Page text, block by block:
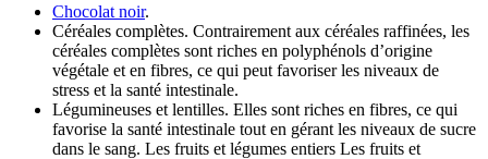
Chocolat noir.
Céréales complètes. Contrairement aux céréales raffinées, les
céréales complètes sont riches en polyphénols d’origine
végétale et en fibres, ce qui peut favoriser les niveaux de
stress et la santé intestinale.
Légumineuses et lentilles. Elles sont riches en fibres, ce qui
favorise la santé intestinale tout en gérant les niveaux de sucre
dans le sang. Les fruits et légumes entiers Les fruits et